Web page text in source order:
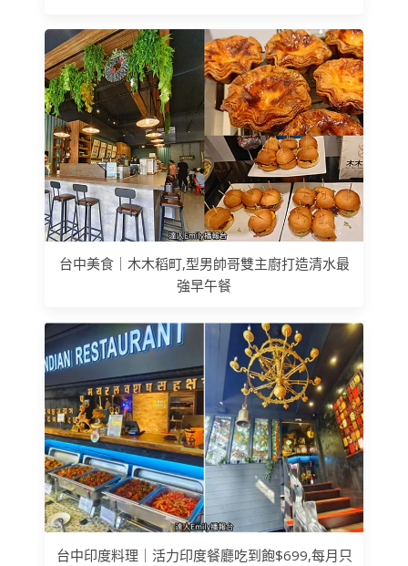
台中美食｜木木稻町,型男帥哥雙主廚打造清水最
強早午餐
台中印度料理｜活力印度餐廳吃到飽$699,每月只